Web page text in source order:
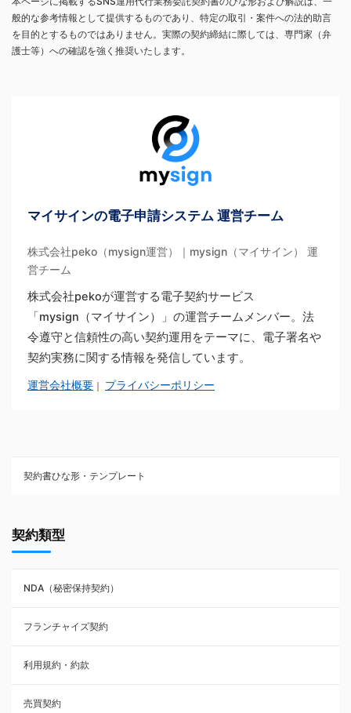
般的な参考情報として提供するものであり、特定の取引・案件への法的助言
を目的とするものではありません。実際の契約締結に際しては、専門家（弁
護士等）への確認を強く推奨いたします。
マイサインの電子申請システム 運営チーム
株式会社peko（mysign運営）｜mysign（マイサイン） 運
営チーム
株式会社pekoが運営する電子契約サービス
「mysign（マイサイン）」の運営チームメンバー。法
令遵守と信頼性の高い契約運用をテーマに、電子署名や
契約実務に関する情報を発信しています。
運営会社概要 ｜ プライバシーポリシー
契約書ひな形・テンプレート
NDA（秘密保持契約）
業務委託契約
利用規約・約款
覚書・合意書・同意書
承諾書
契約類型
NDA（秘密保持契約）
フランチャイズ契約
利用規約・約款
売買契約